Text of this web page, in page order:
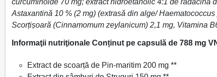
Astaxantină 10 % (2 mg) (extrasă din alge/
Scorțișoară (Cinnamomum zeylanicum) 2,1 mg, Vitamina
Informaţii nutriţionale Conținut pe capsulă de 788 mg
Extract de scoarță de Pin-maritim 200 mg **